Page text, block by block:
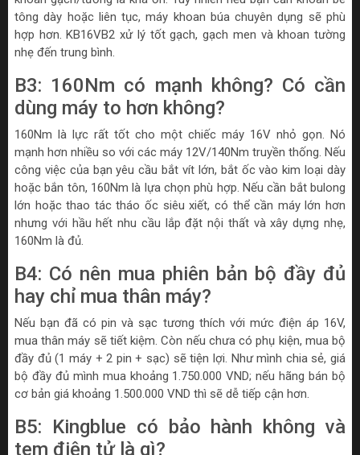
tông dày hoặc liên tục, máy khoan búa chuyên dụng sẽ phù
hợp hơn. KB16VB2 xử lý tốt gạch, gạch men và khoan tường
nhẹ đến trung bình.
B3: 160Nm có mạnh không? Có cần
dùng máy to hơn không?
160Nm là lực rất tốt cho một chiếc máy 16V nhỏ gọn. Nó
mạnh hơn nhiều so với các máy 12V/140Nm truyền thống. Nếu
công việc của bạn yêu cầu bắt vít lớn, bắt ốc vào kim loại dày
hoặc bắn tôn, 160Nm là lựa chọn phù hợp. Nếu cần bắt bulong
lớn hoặc thao tác tháo ốc siêu xiết, có thể cần máy lớn hơn
nhưng với hầu hết nhu cầu lắp đặt nội thất và xây dựng nhẹ,
160Nm là đủ.
B4: Có nên mua phiên bản bộ đầy đủ
hay chỉ mua thân máy?
Nếu bạn đã có pin và sạc tương thích với mức điện áp 16V,
mua thân máy sẽ tiết kiệm. Còn nếu chưa có phụ kiện, mua bộ
đầy đủ (1 máy + 2 pin + sạc) sẽ tiện lợi. Như mình chia sẻ, giá
bộ đầy đủ mình mua khoảng 1.750.000 VND; nếu hãng bán bộ
cơ bản giá khoảng 1.500.000 VND thì sẽ dễ tiếp cận hơn.
B5: Kingblue có bảo hành không và
tem điện tử là gì?